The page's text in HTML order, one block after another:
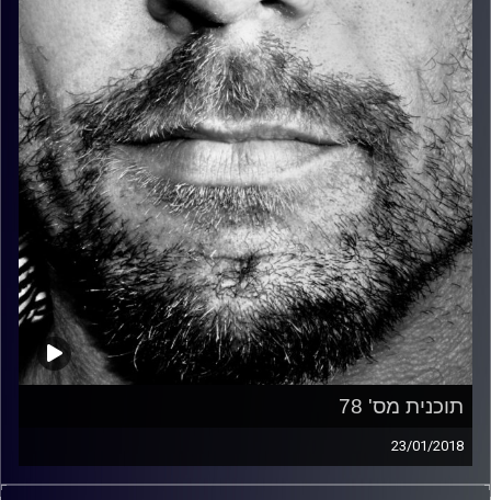
קרדיט תמונות: David Goehring
תוכנית מס' 78
23/01/2018
זיפים, מוזיקה מחוספסת של הופעות חיות. הרבה ג'אם, רוק,